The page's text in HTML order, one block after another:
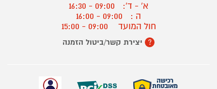
א' - ד':
09:00 - 16:30
ה :
09:00 - 16:00
חול המועד
? יצירת קשר/ביטול הזמנה